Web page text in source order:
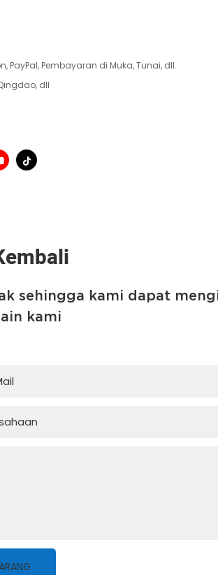
PayPal, Pembayaran di Muka, Tunai, dll.
dll
sehingga kami dapat
kami